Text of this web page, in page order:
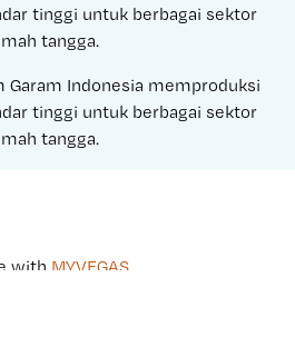
tinggi untuk berbagai sektor
tangga.
Garam Indonesia memproduksi
tinggi untuk berbagai sektor
tangga.
with MYVEGAS